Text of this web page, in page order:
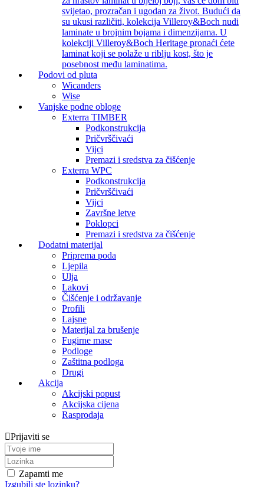
svijetao, prozračan i ugodan za život. Budući da
su ukusi različiti, kolekcija Villeroy&Boch nudi
laminate u brojnim bojama i dimenzijama. U
kolekciji Villeroy&Boch Heritage pronaći ćete
laminat koji se polaže u riblju kost, što je
posebnost među laminatima.
Podovi od pluta
Wicanders
Wise
Vanjske podne obloge
Exterra TIMBER
Podkonstrukcija
Pričvrščivaći
Vijci
Premazi i sredstva za čišćenje
Exterra WPC
Podkonstrukcija
Pričvrščivaći
Vijci
Završne letve
Poklopci
Premazi i sredstva za čišćenje
Dodatni materijal
Priprema poda
Ljepila
Ulja
Lakovi
Čišćenje i održavanje
Profili
Lajsne
Materijal za brušenje
Fugirne mase
Podloge
Zaštitna podloga
Drugi
Akcija
Akcijski popust
Akcijska cijena
Rasprodaja
Prijaviti se
Zapamti me
Izgubili ste lozinku?